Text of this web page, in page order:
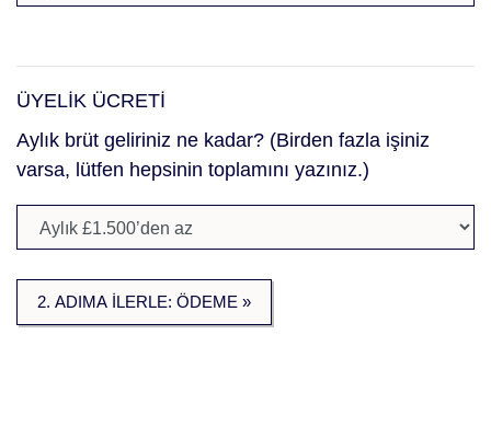
ÜYELİK ÜCRETİ
Aylık brüt geliriniz ne kadar? (Birden fazla işiniz
varsa, lütfen hepsinin toplamını yazınız.)